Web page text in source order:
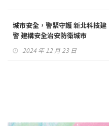
城市安全，警緊守護 新北科技建
警 建構安全治安防衛城市
2024 年 12 月 23 日